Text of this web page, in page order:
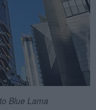
Blue Lama